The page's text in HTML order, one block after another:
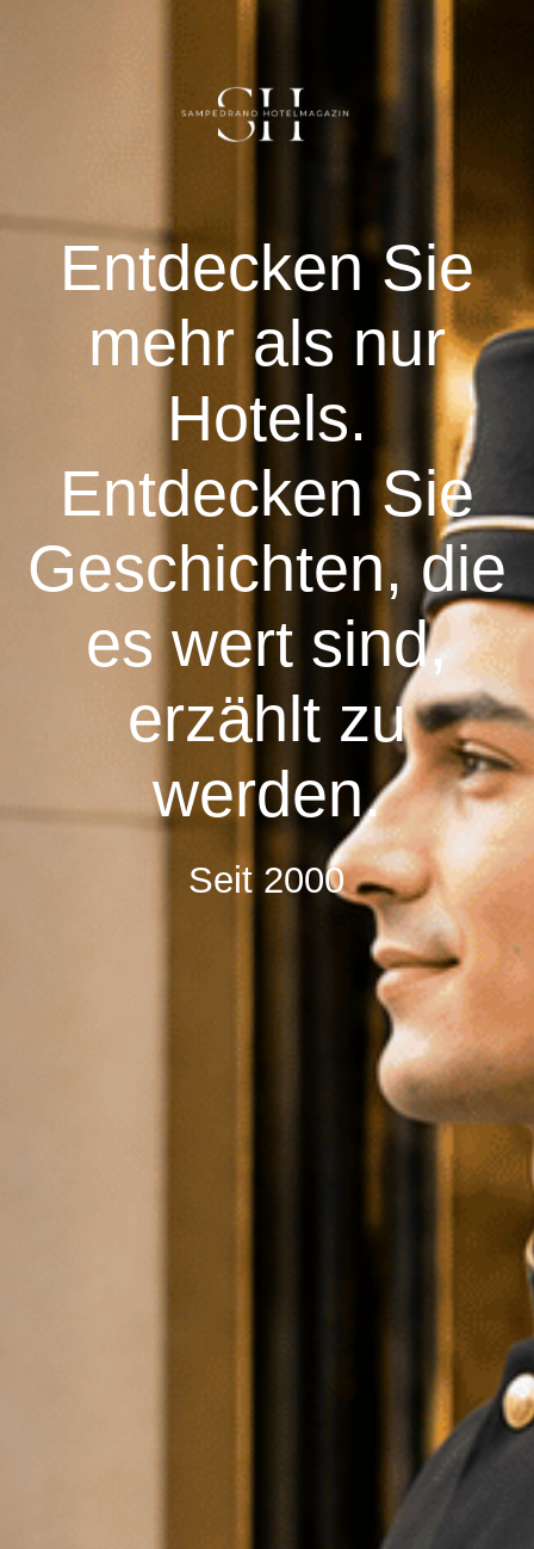
Entdecken Sie
mehr als nur
Hotels.
Entdecken Sie
Geschichten, die
es wert sind,
erzählt zu
werden.
Seit 2000
Herzlich willkommen
ÄGYPTEN
DEUTSCHLAND
Vereinigte Arabische Emirate
SEYCHELLEN